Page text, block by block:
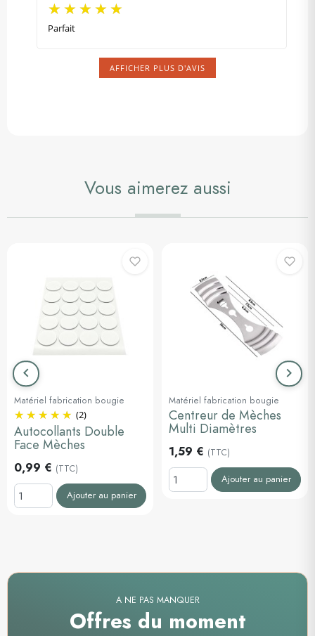
Parfait
AFFICHER PLUS D'AVIS
Vous aimerez aussi
Précédent
keyboard_arrow_left
Matériel fabrication bougie
(2)
Autocollants Double
Face Mèches
0,99 € (TTC)
Ajouter au panier
Matériel fabrication bougie
Centreur de Mèches
Multi Diamètres
1,59 € (TTC)
Ajouter au panier
keyboard_arrow_right
A NE PAS MANQUER
Offres du moment